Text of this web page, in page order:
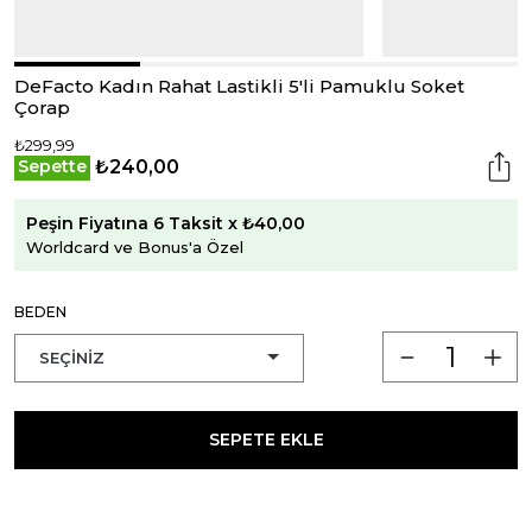
DeFacto Kadın Rahat Lastikli 5'li Pamuklu Soket
Çorap
₺299,99
Sepette ₺240,00
Peşin Fiyatına 6 Taksit x ₺40,00
Worldcard ve Bonus'a Özel
BEDEN
SEPETE EKLE